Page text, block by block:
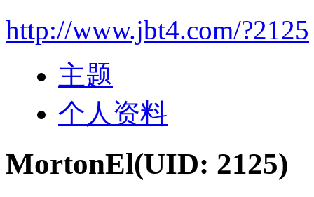
http://www.jbt4.com/?2125
主题
个人资料
MortonEl(UID: 2125)